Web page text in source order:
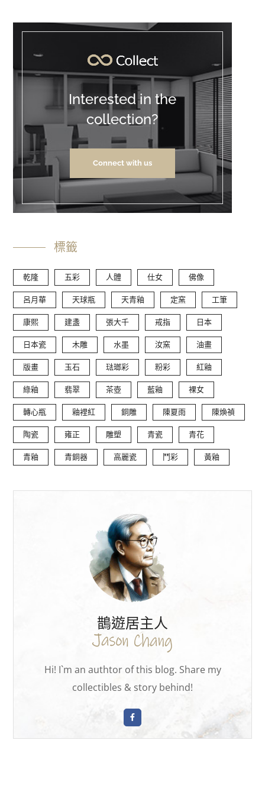
Interested in the
collection?
Connect with us
標籤
乾隆 五彩 人體 仕女 佛像
呂月華 天球瓶 天青釉 定窯 工筆
康熙 建盞 張大千 戒指 日本
日本瓷 木雕 水墨 汝窯 油畫
版畫 玉石 琺瑯彩 粉彩 紅釉
綠釉 翡翠 茶壺 藍釉 裸女
轉心瓶 釉裡紅 銅雕 陳夏雨 陳煥禎
陶瓷 雍正 雕塑 青瓷 青花
青釉 青銅器 高麗瓷 鬥彩 黃釉
鵲遊居主人
Hi! I`m an authtor of this blog. Share my
collectibles & story behind!